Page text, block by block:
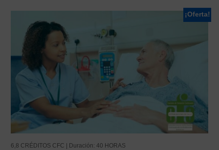
¡Oferta!
6,8 CRÉDITOS CFC | Duración: 40 HORAS